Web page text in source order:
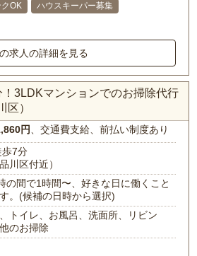
OK
ハウスキーパー募集
求人の詳細を見る
3LDKマンションでのお掃除代行
区）
円、交通費支給、前払い制度あり
歩7分
川区付近）
の間で1時間〜、好きな日に働くこと
。(候補の日時から選択)
トイレ、お風呂、洗面所、リビン
のお掃除